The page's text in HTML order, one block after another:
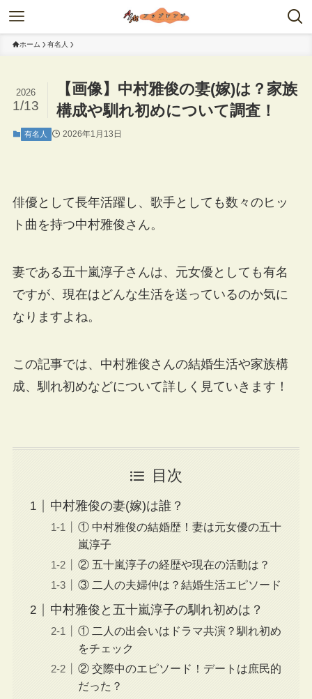
ホーム 有名人
【画像】中村雅俊の妻(嫁)は？家族
構成や馴れ初めについて調査！
2026
1/13
有名人 2026年1月13日
俳優として長年活躍し、歌手としても数々のヒッ
ト曲を持つ中村雅俊さん。
妻である五十嵐淳子さんは、元女優としても有名
ですが、現在はどんな生活を送っているのか気に
なりますよね。
この記事では、中村雅俊さんの結婚生活や家族構
成、馴れ初めなどについて詳しく見ていきます！
目次
中村雅俊の妻(嫁)は誰？
① 中村雅俊の結婚歴！妻は元女優の五十
嵐淳子
② 五十嵐淳子の経歴や現在の活動は？
③ 二人の夫婦仲は？結婚生活エピソード
中村雅俊と五十嵐淳子の馴れ初めは？
① 二人の出会いはドラマ共演？馴れ初め
をチェック
② 交際中のエピソード！デートは庶民的
だった？